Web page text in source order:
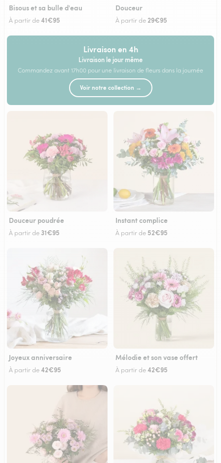
Bisous et sa bulle d'eau
À partir de41€95
Douceur
À partir de 29€95
Livraison en 4h
Livraison le jour même
Commandez avant 17h00 pour une livraison de fleurs dans la journée
Voir notre collection →
Douceur poudrée
À partir de 31€95
Instant complice
À partir de 52€95
Joyeux anniversaire
À partir de42€95
Mélodie et son vase offert
À partir de42€95